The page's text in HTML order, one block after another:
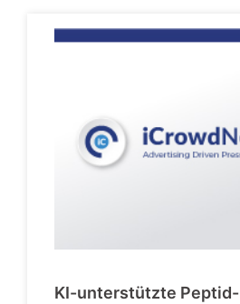
KI-unterstützte Peptid-